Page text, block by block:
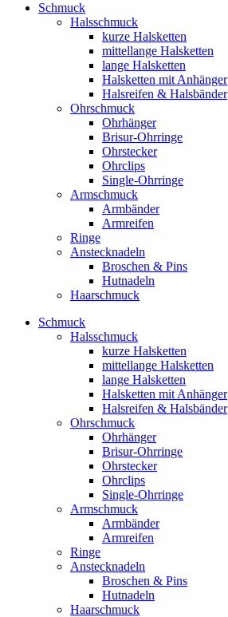
Schmuck
Halsschmuck
kurze Halsketten
mittellange Halsketten
lange Halsketten
Halsketten mit Anhänger
Halsreifen & Halsbänder
Ohrschmuck
Ohrhänger
Brisur-Ohrringe
Ohrstecker
Ohrclips
Single-Ohrringe
Armschmuck
Armbänder
Armreifen
Ringe
Anstecknadeln
Broschen & Pins
Hutnadeln
Haarschmuck
Schmuck
Halsschmuck
kurze Halsketten
mittellange Halsketten
lange Halsketten
Halsketten mit Anhänger
Halsreifen & Halsbänder
Ohrschmuck
Ohrhänger
Brisur-Ohrringe
Ohrstecker
Ohrclips
Single-Ohrringe
Armschmuck
Armbänder
Armreifen
Ringe
Anstecknadeln
Broschen & Pins
Hutnadeln
Haarschmuck